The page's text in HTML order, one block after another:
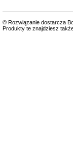
© Rozwiązanie dostarcza
Produkty te znajdziesz